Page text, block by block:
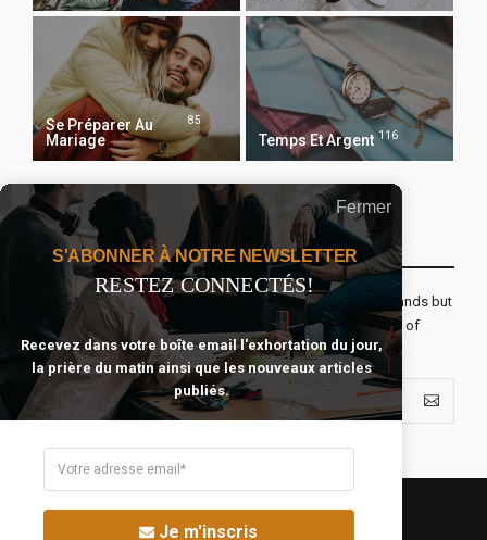
Se Préparer Au
Mariage
85
Temps Et Argent 116
Recevoir Notre Newsletter Chaque Matin
The real voyage of discovery consists not in seeking new lands but
seeing with new eyes. All journeys have secret destinations of
which the traveler is unaware.
Fermer
S'ABONNER À NOTRE NEWSLETTER
RESTEZ CONNECTÉS!
Recevez dans votre boîte email l'exhortation du jour,
la prière du matin ainsi que les nouveaux articles
publiés.
Je m'inscris